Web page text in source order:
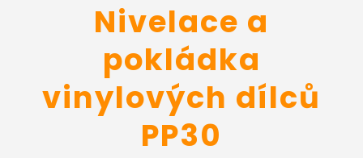
Nivelace a
pokládka
vinylových dílců
PP30